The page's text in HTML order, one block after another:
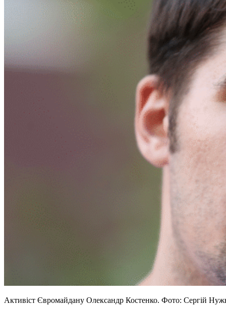
Активіст Євромайдану Олександр Костенко. Фото: Сергій